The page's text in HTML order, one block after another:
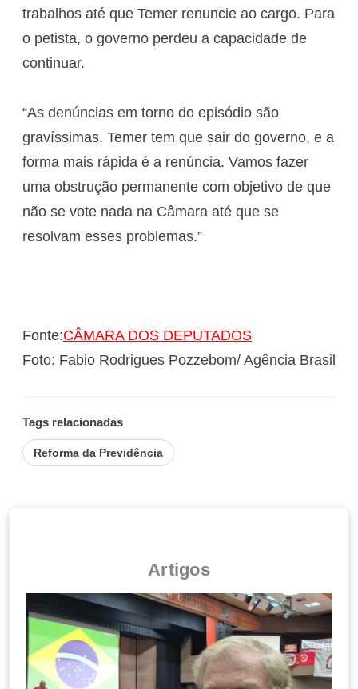
trabalhos até que Temer renuncie ao cargo. Para
o petista, o governo perdeu a capacidade de
continuar.
“As denúncias em torno do episódio são
gravíssimas. Temer tem que sair do governo, e a
forma mais rápida é a renúncia. Vamos fazer
uma obstrução permanente com objetivo de que
não se vote nada na Câmara até que se
resolvam esses problemas.”
Fonte:CÂMARA DOS DEPUTADOS
Foto: Fabio Rodrigues Pozzebom/ Agência Brasil
Tags relacionadas
Reforma da Previdência
Artigos